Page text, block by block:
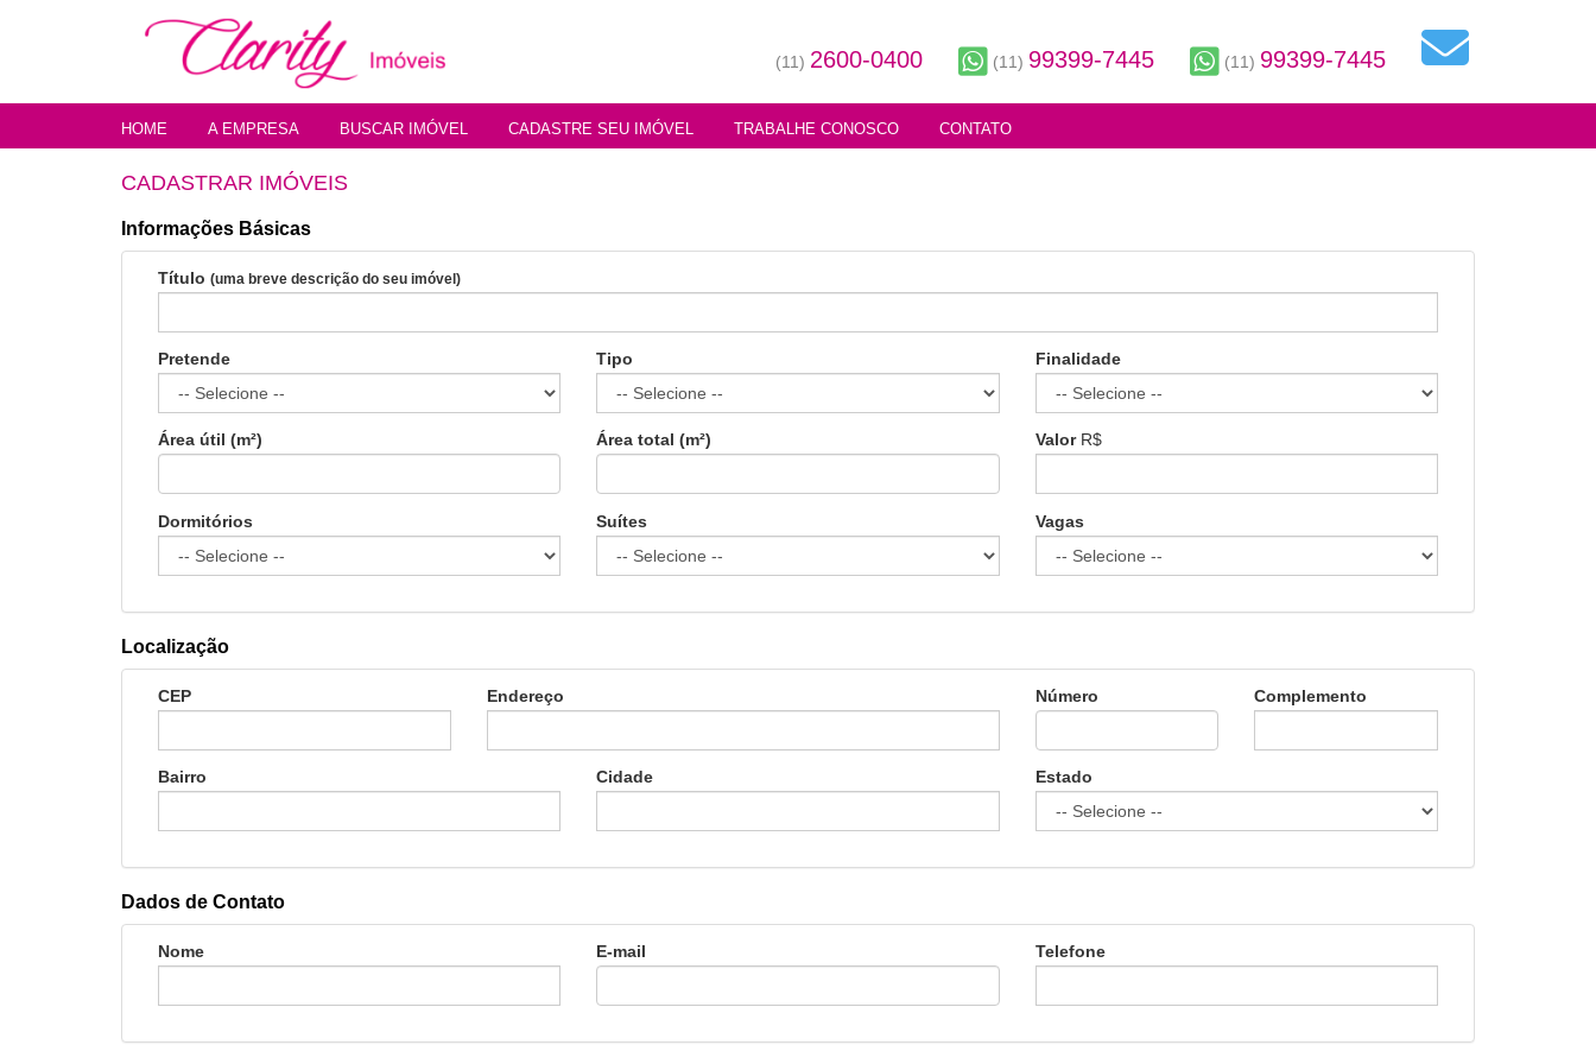
(11) 2600-0400 (11) 99399-7445 (11) 99399-7445
HOME A EMPRESA BUSCAR IMÓVEL CADASTRE SEU IMÓVEL TRABALHE CONOSCO CONTATO
CADASTRAR IMÓVEIS
Informações Básicas
Título (uma breve descrição do seu imóvel)
Pretende Tipo Finalidade
Área útil (m²) Área total (m²) ValorR$
Dormitórios Suítes Vagas
Localização
CEP Endereço Número Complemento
Bairro Cidade Estado
Dados de Contato
Nome E-mail Telefone